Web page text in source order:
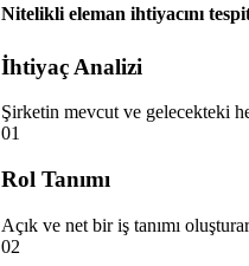
Nitelikli eleman ihtiyacını
İhtiyaç Analizi
Şirketin mevcut ve gelecekteki
01
Rol Tanımı
Açık ve net bir iş tanımı
02